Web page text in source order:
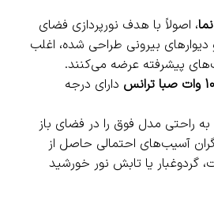
، اصولاً با هدف نورپردازی فضای
بیرونی طراحی شده، اغلب
پیشرفته عرضه می‌کنند.
دارای درجه
راحتی مدل فوق را در فضای باز
آسیب‌های احتمالی حاصل از
گردوغبار یا تابش نور خورشید